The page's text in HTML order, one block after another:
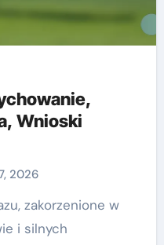
Wnioski
2026
i silnych